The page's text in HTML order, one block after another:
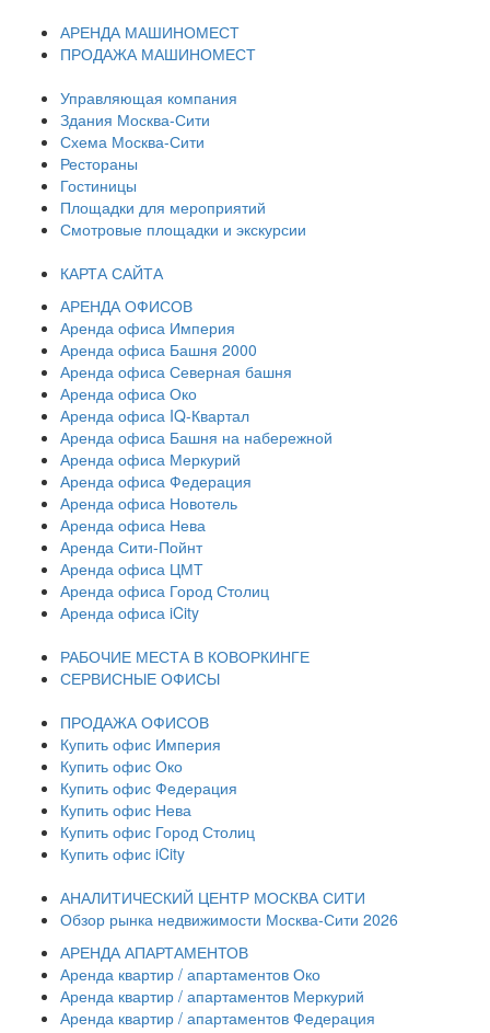
АРЕНДА МАШИНОМЕСТ
ПРОДАЖА МАШИНОМЕСТ
Управляющая компания
Здания Москва-Сити
Схема Москва-Сити
Рестораны
Гостиницы
Площадки для мероприятий
Смотровые площадки и экскурсии
КАРТА САЙТА
АРЕНДА ОФИСОВ
Аренда офиса Империя
Аренда офиса Башня 2000
Аренда офиса Северная башня
Аренда офиса Око
Аренда офиса IQ-Квартал
Аренда офиса Башня на набережной
Аренда офиса Меркурий
Аренда офиса Федерация
Аренда офиса Новотель
Аренда офиса Нева
Аренда Сити-Пойнт
Аренда офиса ЦМТ
Аренда офиса Город Столиц
Аренда офиса iCity
РАБОЧИЕ МЕСТА В КОВОРКИНГЕ
СЕРВИСНЫЕ ОФИСЫ
ПРОДАЖА ОФИСОВ
Купить офис Империя
Купить офис Око
Купить офис Федерация
Купить офис Нева
Купить офис Город Столиц
Купить офис iCity
АНАЛИТИЧЕСКИЙ ЦЕНТР МОСКВА СИТИ
Обзор рынка недвижимости Москва-Сити 2026
АРЕНДА АПАРТАМЕНТОВ
Аренда квартир / апартаментов Око
Аренда квартир / апартаментов Меркурий
Аренда квартир / апартаментов Федерация